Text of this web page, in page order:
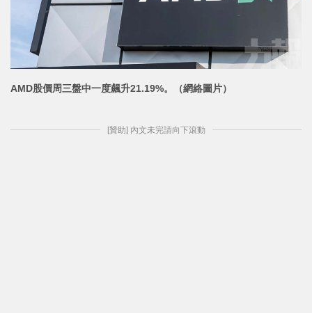
AMD股價周三盤中一度飆升21.19%。（網絡圖片）
[贊助] 內文未完請向下滾動